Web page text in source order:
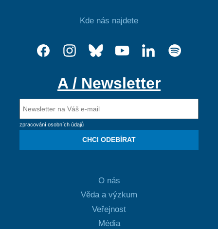
Kde nás najdete
A / Newsletter
zpracování osobních údajů
CHCI ODEBÍRAT
O nás
Věda a výzkum
Veřejnost
Média